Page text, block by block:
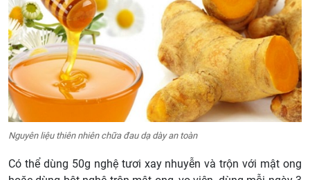
Nguyên liệu thiên nhiên chữa đau dạ dày an toàn
Có thể dùng 50g nghệ tươi xay nhuyễn và trộn với mật ong